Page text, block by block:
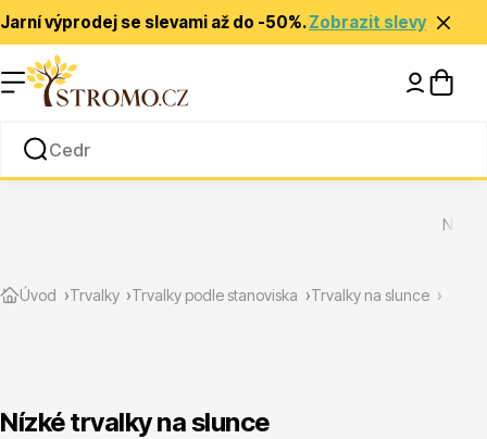
Jarní výprodej se slevami až do -50%.Zobrazit slevy
Rady a tipy
Úvod Trvalky Trvalky podle stanoviska Trvalky na slunce
Nízké
Nízké trvalky na slunce